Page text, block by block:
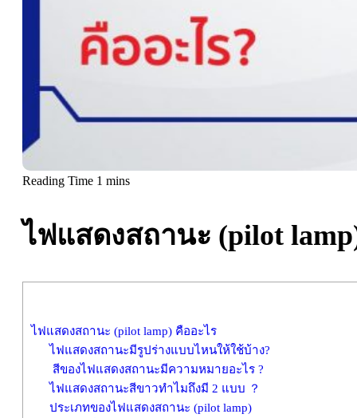
ไฟแสดงสถานะ (pilot
ไฟแสดงสถานะ (pilot lamp) คืออะไร
ไฟแสดงสถานะมีรูปร่างแบบไหนให้ใช้บ้าง?
สีของไฟแสดงสถานะมีความหมายอะไร ?
ไฟแสดงสถานะสีขาวทำไมถึงมี 2 แบบ ？
ประเภทของไฟแสดงสถานะ (pilot lamp)